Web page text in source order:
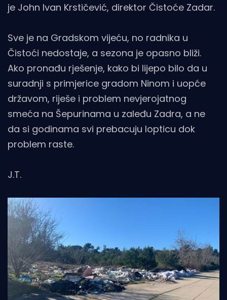
je John Ivan Krstičević, direktor Čistoće Zadar.
Sve je na Gradskom vijeću, no radnika u
Čistoći nedostaje, a sezona je opasno bliži.
Ako pronađu rješenje, kako bi lijepo bilo da u
suradnji s primjerice gradom Ninom i uopće
državom, riješe i problem nevjerojatnog
smeća na Šepurinama u zaleđu Zadra, a ne
da si godinama svi prebacuju lopticu dok
problem raste.
J.T.